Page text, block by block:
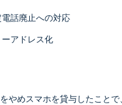
電話廃止への対応
ーアドレス化
やめスマホを貸与したこと